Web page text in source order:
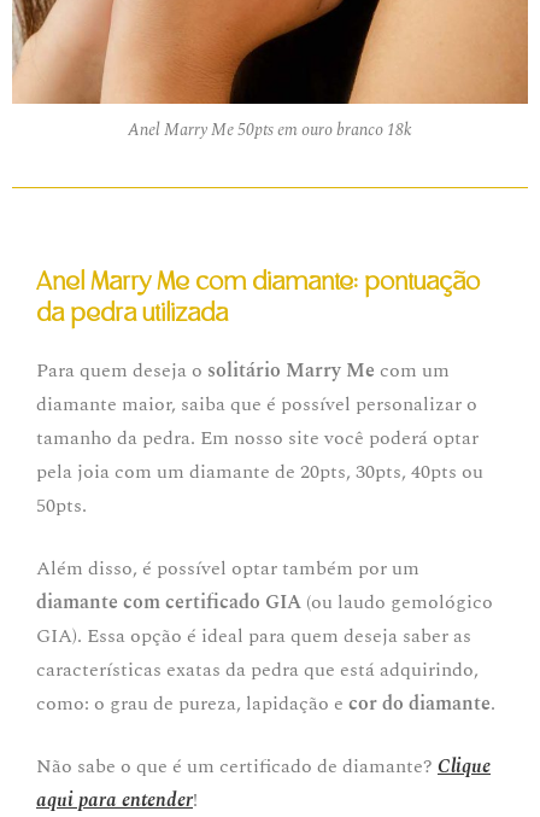
Anel Marry Me 50pts em ouro branco 18k
Anel Marry Me com diamante: pontuação
da pedra utilizada
Para quem deseja o solitário Marry Me com um
diamante maior, saiba que é possível personalizar o
tamanho da pedra. Em nosso site você poderá optar
pela joia com um diamante de 20pts, 30pts, 40pts ou
50pts.
Além disso, é possível optar também por um
diamante com certificado GIA (ou laudo gemológico
GIA). Essa opção é ideal para quem deseja saber as
características exatas da pedra que está adquirindo,
como: o grau de pureza, lapidação e cor do diamante.
Não sabe o que é um certificado de diamante? Clique
aqui para entender!